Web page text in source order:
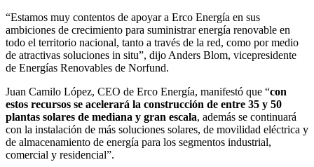
“Estamos muy contentos de apoyar a Erco Energía en sus
ambiciones de crecimiento para suministrar energía renovable en
todo el territorio nacional, tanto a través de la red, como por medio
de atractivas soluciones in situ”, dijo Anders Blom, vicepresidente
de Energías Renovables de Norfund.
Juan Camilo López, CEO de Erco Energía, manifestó que “con
estos recursos se acelerará la construcción de entre 35 y 50
plantas solares de mediana y gran escala, además se continuará
con la instalación de más soluciones solares, de movilidad eléctrica y
de almacenamiento de energía para los segmentos industrial,
comercial y residencial”.